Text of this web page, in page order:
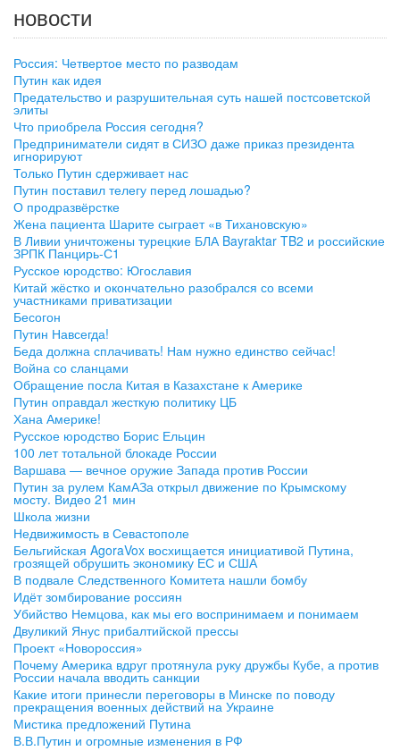
новости
Россия: Четвертое место по разводам
Путин как идея
Предательство и разрушительная суть нашей постсоветской
элиты
Что приобрела Россия сегодня?
Предприниматели сидят в СИЗО даже приказ президента
игнорируют
Только Путин сдерживает нас
Путин поставил телегу перед лошадью?
О продразвёрстке
Жена пациента Шарите сыграет «в Тихановскую»
В Ливии уничтожены турецкие БЛА Bayraktar TB2 и российские
ЗРПК Панцирь-С1
Русское юродство: Югославия
Китай жёстко и окончательно разобрался со всеми
участниками приватизации
Бесогон
Путин Навсегда!
Беда должна сплачивать! Нам нужно единство сейчас!
Война со сланцами
Обращение посла Китая в Казахстане к Америке
Путин оправдал жесткую политику ЦБ
Хана Америке!
Русское юродство Борис Ельцин
100 лет тотальной блокаде России
Варшава — вечное оружие Запада против России
Путин за рулем КамАЗа открыл движение по Крымскому
мосту. Видео 21 мин
Школа жизни
Недвижимость в Севастополе
Бельгийская AgoraVox восхищается инициативой Путина,
грозящей обрушить экономику ЕС и США
В подвале Следственного Комитета нашли бомбу
Идёт зомбирование россиян
Убийство Немцова, как мы его воспринимаем и понимаем
Двуликий Янус прибалтийской прессы
Проект «Новороссия»
Почему Америка вдруг протянула руку дружбы Кубе, а против
России начала вводить санкции
Какие итоги принесли переговоры в Минске по поводу
прекращения военных действий на Украине
Мистика предложений Путина
В.В.Путин и огромные изменения в РФ